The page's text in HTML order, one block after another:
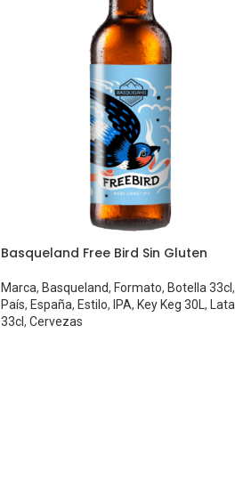
Basqueland Free Bird Sin Gluten
Marca, Basqueland, Formato, Botella 33cl,
País, España, Estilo, IPA, Key Keg 30L,
Lata
33cl, Cervezas